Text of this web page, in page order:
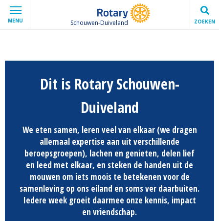
MENU Schouwen-Duiveland ZOEKEN
Dit is Rotary Schouwen-
Duiveland
We eten samen, leren veel van elkaar (we dragen
allemaal expertise aan uit verschillende
beroepsgroepen), lachen en genieten, delen lief
en leed met elkaar, en steken de handen uit de
mouwen om iets moois te betekenen voor de
samenleving op ons eiland en soms ver daarbuiten.
Iedere week groeit daarmee onze kennis, impact
en vriendschap.